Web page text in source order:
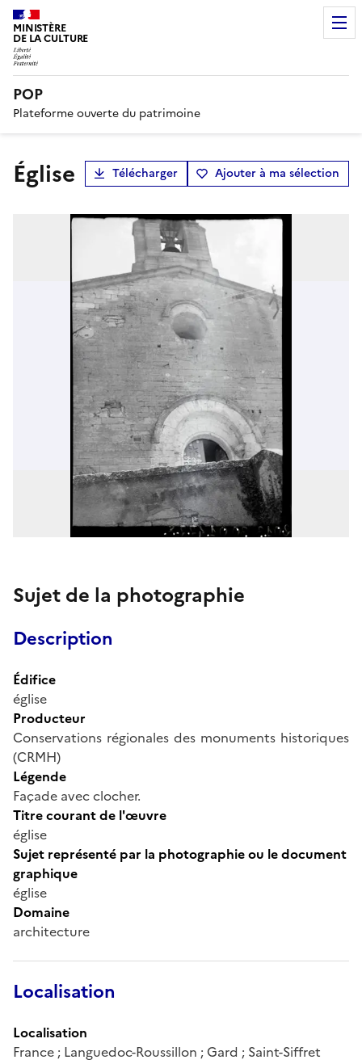
MINISTÈRE
DE LA CULTURE
POP
Plateforme ouverte du patrimoine
église Télécharger Ajouter à ma sélection
Sujet de la photographie
Description
Édifice
église
Producteur
Conservations régionales des monuments historiques
(CRMH)
Légende
Façade avec clocher.
Titre courant de l'œuvre
église
Sujet représenté par la photographie ou le document
graphique
église
Domaine
architecture
Localisation
Localisation
France ; Languedoc-Roussillon ; Gard ; Saint-Siffret